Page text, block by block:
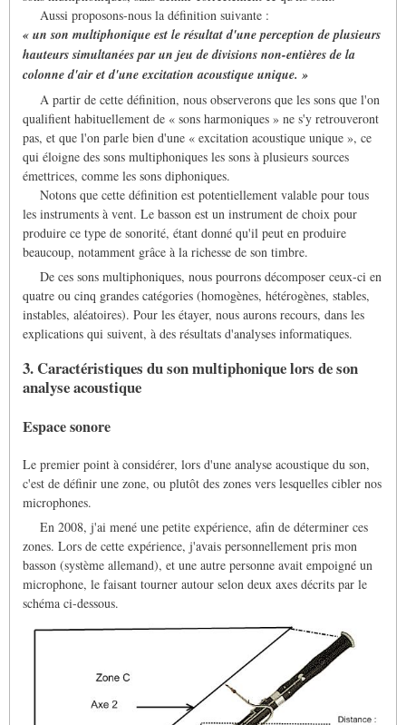
Aussi proposons-nous la définition suivante :
« un son multiphonique est le résultat d'une perception de plusieurs
hauteurs simultanées par un jeu de divisions non-entières de la
colonne d'air et d'une excitation acoustique unique. »
A partir de cette définition, nous observerons que les sons que l'on
qualifient habituellement de « sons harmoniques » ne s'y retrouveront
pas, et que l'on parle bien d'une « excitation acoustique unique », ce
qui éloigne des sons multiphoniques les sons à plusieurs sources
émettrices, comme les sons diphoniques.
Notons que cette définition est potentiellement valable pour tous
les instruments à vent. Le basson est un instrument de choix pour
produire ce type de sonorité, étant donné qu'il peut en produire
beaucoup, notamment grâce à la richesse de son timbre.
De ces sons multiphoniques, nous pourrons décomposer ceux-ci en
quatre ou cinq grandes catégories (homogènes, hétérogènes, stables,
instables, aléatoires). Pour les étayer, nous aurons recours, dans les
explications qui suivent, à des résultats d'analyses informatiques.
3. Caractéristiques du son multiphonique lors de son
analyse acoustique
Espace sonore
Le premier point à considérer, lors d'une analyse acoustique du son,
c'est de définir une zone, ou plutôt des zones vers lesquelles cibler nos
microphones.
En 2008, j'ai mené une petite expérience, afin de déterminer ces
zones. Lors de cette expérience, j'avais personnellement pris mon
basson (système allemand), et une autre personne avait empoigné un
microphone, le faisant tourner autour selon deux axes décrits par le
schéma ci-dessous.